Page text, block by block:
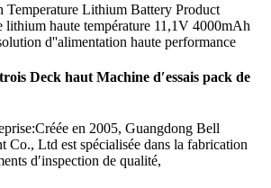
Lithium Battery Product
haute température 11,1V 4000mAh
d''alimentation haute performance
Deck haut Machine d′essais pack de
en 2005, Guangdong Bell
Co., Ltd est spécialisée dans la fabrication
d′inspection de qualité,